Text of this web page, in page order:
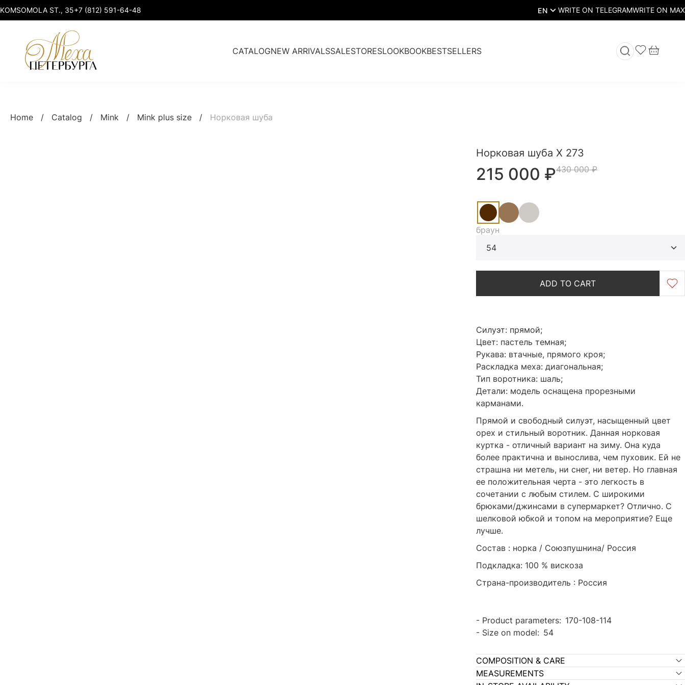
KOMSOMOLA ST., 35+7 (812) 591-64-48 EN
CATALOGNEW ARRIVALSSALESTORESLOOKBOOKBESTSELLERS
Mink Mink elegant
Home / Catalog / Mink / Mink plus size / Норковая шуба
Норковая шуба Х 273
215 000 ₽430 000 ₽
браун
54
ADD TO CART
Силуэт: прямой;
Цвет: пастель темная;
Рукава: втачные, прямого кроя;
Раскладка меха: диагональная;
Тип воротника: шаль;
Детали: модель оснащена прорезными
карманами.
Прямой и свободный силуэт, насыщенный цвет
орех и стильный воротник. Данная норковая
куртка - отличный вариант на зиму. Она куда
более практична и вынослива, чем пуховик. Ей не
страшна ни метель, ни снег, ни ветер. Но главная
ее положительная черта - это легкость в
сочетании с любым стилем. С широкими
брюками/джинсами в супермаркет? Отлично. С
шелковой юбкой и топом на мероприятие? Еще
лучше.
Состав : норка / Союзпушнина/ Россия
Подкладка: 100 % вискоза
Страна-производитель : Россия
- Product parameters: 170-108-114
- Size on model: 54
COMPOSITION & CARE
MEASUREMENTS